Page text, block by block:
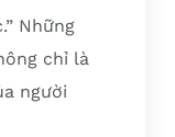
Những
chỉ là
người